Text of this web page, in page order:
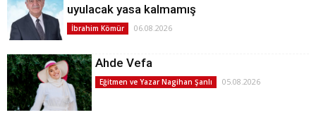
uyulacak yasa kalmamış
İbrahim Kömür 06.08.2026
Ahde Vefa
Eğitmen ve Yazar Nagihan Şanlı 05.08.2026